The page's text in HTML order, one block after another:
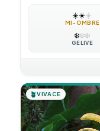
☀️☀️☀️
MI-OMBRE
❄️❄️❄️
GÉLIVE
🪴VIVACE